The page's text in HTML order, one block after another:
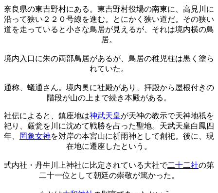
奈良県の東吉野村にある。東吉野村役場の南東に、高見川に
沿って狭い２２０号線を進む。とにかく狭い道だ。その狭い
道を走っていると小さな鳥居が見えるが、それは境内横の鳥
居。
境内入口に朱の両部鳥居があるが、鳥居の稚児柱は黒く塗ら
れていた。
通称、蟻通さん。境内奥に社殿があり、拝殿から屋根付きの
階段が山の上まで続き本殿がある。
社伝によると、鎮座地は神武天皇が天神の教示で天神地祇を
祀り、厳瓮を川に沈めて戦勝を占った聖地。天武天皇白鳳四
年、
罔象女神を対岸の本宮山に祈雨神として創祀。後に、現
在地に遷座したという。
式内社・丹生川上神社に比定されている大社で二十二社の第
二十一位として朝廷の崇敬が篤かった。